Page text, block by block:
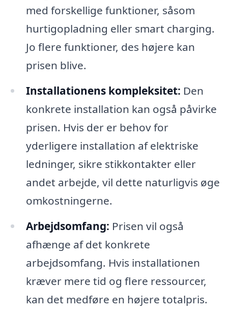
med forskellige funktioner, såsom
hurtigopladning eller smart charging.
Jo flere funktioner, des højere kan
prisen blive.
Installationens kompleksitet: Den
konkrete installation kan også påvirke
prisen. Hvis der er behov for
yderligere installation af elektriske
ledninger, sikre stikkontakter eller
andet arbejde, vil dette naturligvis øge
omkostningerne.
Arbejdsomfang: Prisen vil også
afhænge af det konkrete
arbejdsomfang. Hvis installationen
kræver mere tid og flere ressourcer,
kan det medføre en højere totalpris.